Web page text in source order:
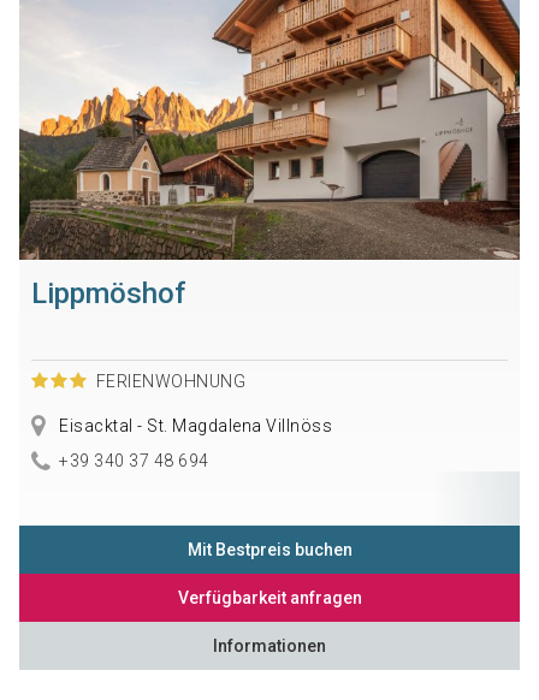
Lippmöshof
FERIENWOHNUNG
Eisacktal - St. Magdalena Villnöss
+39 340 37 48 694
Mit Bestpreis buchen
Verfügbarkeit anfragen
Informationen